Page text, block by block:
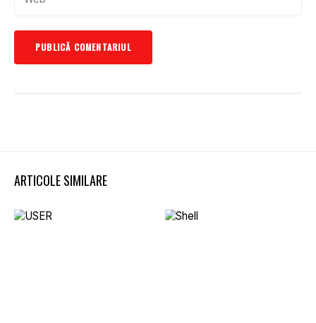
ARTICOLE SIMILARE